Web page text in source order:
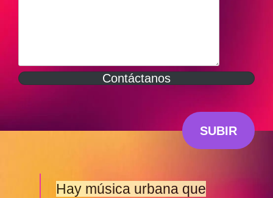
Contáctanos
SUBIR
Hay música urbana que